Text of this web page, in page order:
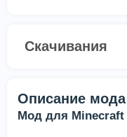
Скачивания
Описание мода
Мод для Minecraft